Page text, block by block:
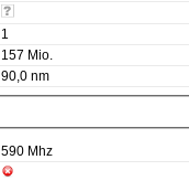
1
157 Mio.
90,0 nm
590 Mhz